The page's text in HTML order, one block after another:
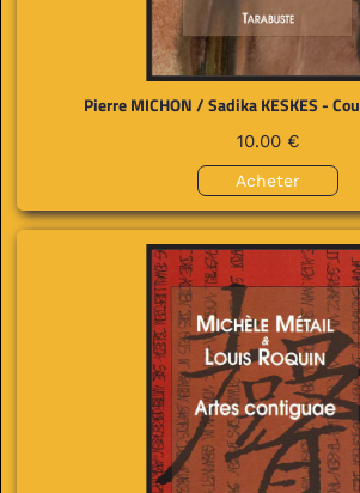
Pierre MICHON / Sadika KESKES -
10.00 €
Acheter